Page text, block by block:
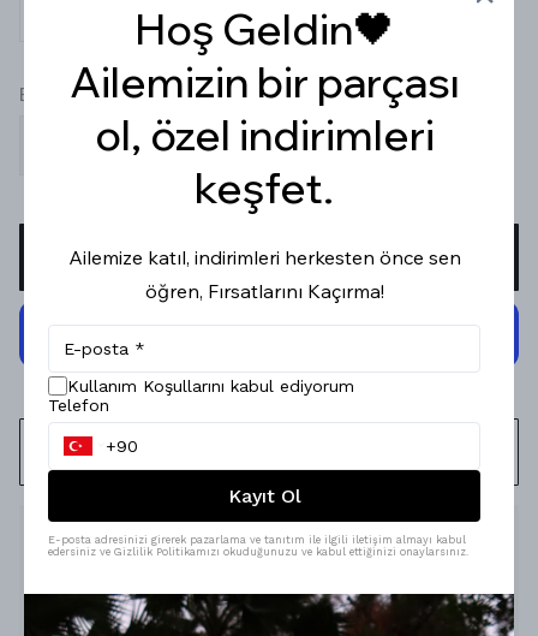
Beden
36 38 40 42
SEPETE EKLE
Ürün Açıklaması
Hoş Geldin🖤
Ailemizin bir parçası
ol, özel indirimleri
keşfet.
Ailemize katıl, indirimleri herkesten önce sen
öğren, Fırsatlarını Kaçırma!
Kullanım Koşullarını kabul ediyorum
Telefon
Kayıt Ol
E-posta adresinizi girerek pazarlama ve tanıtım ile ilgili iletişim almayı kabul
edersiniz ve Gizlilik Politikamızı okuduğunuzu ve kabul ettiğinizi onaylarsınız.